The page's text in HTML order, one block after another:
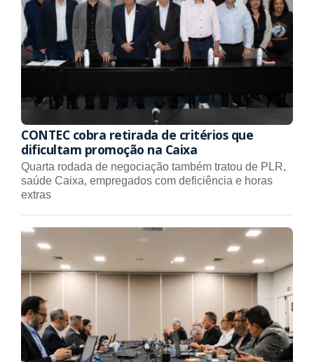
CONTEC cobra retirada de critérios que
dificultam promoção na Caixa
Quarta rodada de negociação também tratou de PLR,
saúde Caixa, empregados com deficiência e horas
extras